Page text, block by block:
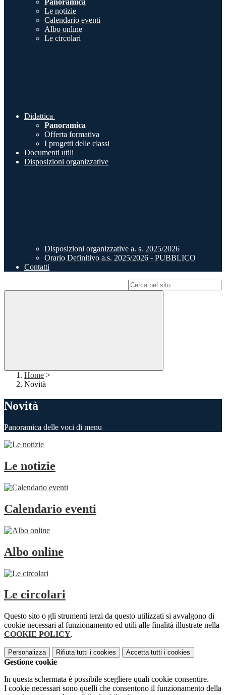
Panoramica
Le notizie
Calendario eventi
Albo online
Le circolari
Didattica
Panoramica
Offerta formativa
I progetti delle classi
Documenti utili
Disposizioni organizzative
Disposizioni organizzative a. s. 2025/2026
Orario Definitivo a.s. 2025/2026 - PUBBLICO
Contatti
Home >
Novità
Novità
Panoramica delle voci di menu
Le notizie
Calendario eventi
Albo online
Le circolari
Questo sito o gli strumenti terzi da questo utilizzati si avvalgono di
cookie necessari al funzionamento ed utili alle finalità illustrate nella
COOKIE POLICY.
Personalizza Rifiuta tutti i cookies Accetta tutti i cookies
Gestione cookie
In questa schermata è possibile scegliere quali cookie consentire.
I cookie necessari sono quelli che consentono il funzionamento della